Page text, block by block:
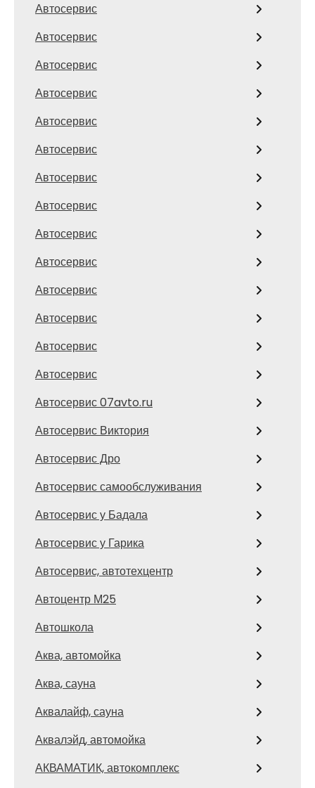
Автосервис
Автосервис
Автосервис
Автосервис
Автосервис
Автосервис
Автосервис
Автосервис
Автосервис
Автосервис
Автосервис
Автосервис
Автосервис
Автосервис
Автосервис 07avto.ru
Автосервис Виктория
Автосервис Дро
Автосервис самообслуживания
Автосервис у Бадала
Автосервис у Гарика
Автосервис, автотехцентр
Автоцентр М25
Автошкола
Аква, автомойка
Аква, сауна
Аквалайф, сауна
Аквалэйд, автомойка
АКВАМАТИК, автокомплекс